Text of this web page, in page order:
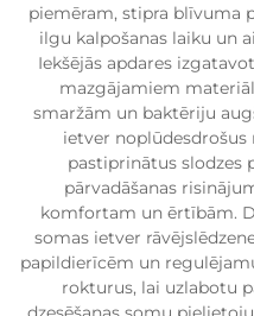
piemēram, stipra blīvuma
ilgu kalpošanas laiku un
Iekšējās apdares
mazgājamiem
smaržām un baktēriju
ietver noplūdesdrošus
pastiprinātus slodzes
pārvadāšanas
komfortam un ērtībām.
somas ietver
papildierīcēm un
rokturus, lai uzlabotu